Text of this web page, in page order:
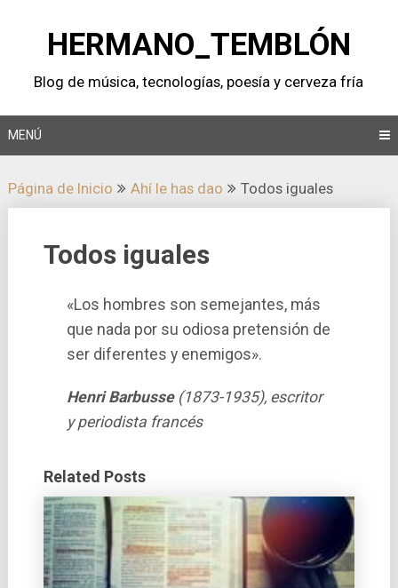
contenidoHERMANO_TEMBLÓN
Blog de música, tecnologí­as, poesí­a y cerveza frí­a
MENÚ
Página de Inicio Ahí­ le has dao Todos iguales
Todos iguales
«Los hombres son semejantes, más
que nada por su odiosa pretensión de
ser diferentes y enemigos».
Henri Barbusse(1873-1935), escritor
y periodista francés
Related Posts